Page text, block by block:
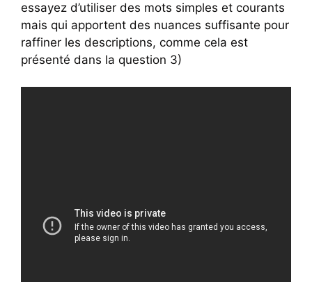
essayez d’utiliser des mots simples et courants
mais qui apportent des nuances suffisante pour
raffiner les descriptions, comme cela est
présenté dans la question 3)